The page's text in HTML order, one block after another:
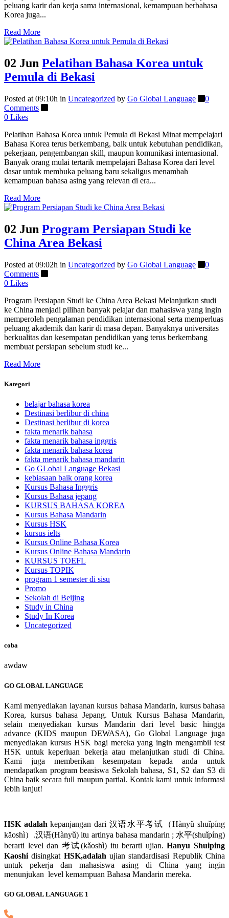
peluang karir dan kerja sama internasional, kemampuan berbahasa
Korea juga...
Read More
02 Jun Pelatihan Bahasa Korea untuk
Pemula di Bekasi
Posted at 09:10h in Uncategorized by Go Global Language
0
Comments
0 Likes
Pelatihan Bahasa Korea untuk Pemula di Bekasi Minat mempelajari
Bahasa Korea terus berkembang, baik untuk kebutuhan pendidikan,
pekerjaan, pengembangan skill, maupun komunikasi internasional.
Banyak orang mulai tertarik mempelajari Bahasa Korea dari level
dasar untuk membuka peluang baru sekaligus menambah
kemampuan bahasa asing yang relevan di era...
Read More
02 Jun Program Persiapan Studi ke
China Area Bekasi
Posted at 09:02h in Uncategorized by Go Global Language
0
Comments
0 Likes
Program Persiapan Studi ke China Area Bekasi Melanjutkan studi
ke China menjadi pilihan banyak pelajar dan mahasiswa yang ingin
memperoleh pengalaman pendidikan internasional serta memperluas
peluang akademik dan karir di masa depan. Banyaknya universitas
berkualitas dan kesempatan pendidikan yang terus berkembang
membuat persiapan sebelum studi ke...
Read More
Kategori
belajar bahasa korea
Destinasi berlibur di china
Destinasi berlibur di korea
fakta menarik bahasa
fakta menarik bahasa inggris
fakta menarik bahasa korea
fakta menarik bahasa mandarin
Go GLobal Language Bekasi
kebiasaan baik orang korea
Kursus Bahasa Inggris
Kursus Bahasa jepang
KURSUS BAHASA KOREA
Kursus Bahasa Mandarin
Kursus HSK
kursus ielts
Kursus Online Bahasa Korea
Kursus Online Bahasa Mandarin
KURSUS TOEFL
Kursus TOPIK
program 1 semester di sisu
Promo
Sekolah di Beijing
Study in China
Study In Korea
Uncategorized
coba
awdaw
GO GLOBAL LANGUAGE
Kami menyediakan layanan kursus bahasa Mandarin, kursus bahasa
Korea, kursus bahasa Jepang. Untuk Kursus Bahasa Mandarin,
selain menyediakan kursus Mandarin dari level basic hingga
advance (KIDS maupun DEWASA), Go Global Language juga
menyediakan kursus HSK bagi mereka yang ingin mengambil test
HSK untuk keperluan bekerja atau melanjutkan studi di China.
Kami juga memberikan kesempatan kepada anda untuk
mendapatkan program beasiswa Sekolah bahasa, S1, S2 dan S3 di
China baik secara full maupun partial. Kontak kami untuk informasi
lebih lanjut!
HSK adalah kepanjangan dari 汉语水平考试（Hànyǔ shuǐpíng
kǎoshì）.汉语(Hànyǔ) itu artinya bahasa mandarin ; 水平(shuǐpíng)
berarti level dan 考试(kǎoshì) itu berarti ujian.Hanyu Shuiping
Kaoshi disingkat HSK,adalah ujian standardisasi Republik China
untuk pekerja dan mahasiswa asing di China yang ingin
menunjukan level kemampuan Bahasa Mandarin mereka.
GO GLOBAL LANGUAGE 1